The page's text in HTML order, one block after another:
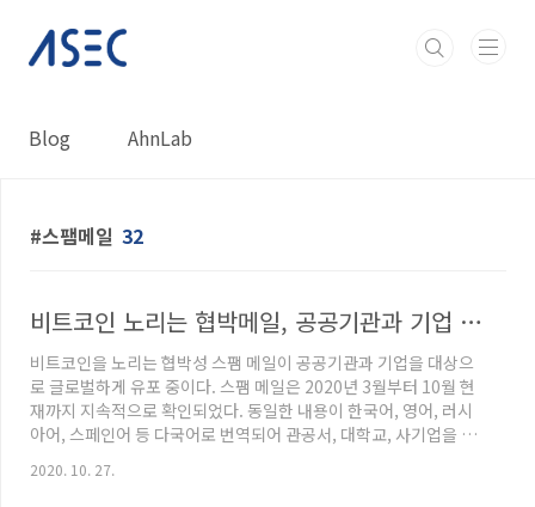
Blog AhnLab
스팸메일 32
비트코인 노리는 협박메일, 공공기관과 기업 대상으로 글로벌 유포 중
비트코인을 노리는 협박성 스팸 메일이 공공기관과 기업을 대상으
로 글로벌하게 유포 중이다. 스팸 메일은 2020년 3월부터 10월 현
재까지 지속적으로 확인되었다. 동일한 내용이 한국어, 영어, 러시
아어, 스페인어 등 다국어로 번역되어 관공서, 대학교, 사기업을 포
첨부파일이나 악성코드는 포함되어있지 않다. 다만 메일 내용이 공
2020. 10. 27.